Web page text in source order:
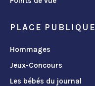
PLACE PUBLIQUE
Hommages
Jeux-Concours
Les bébés du journal